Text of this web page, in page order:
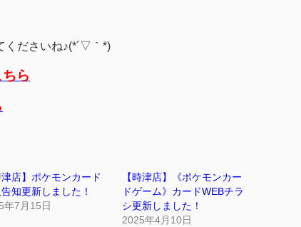
くださいね♪(*´▽｀*)
ら
店】ポケモンカード
知更新しました！
年7月15日
【時津店】《ポケモンカー
ドゲーム》カードWEBチラ
シ更新しました！
2025年4月10日